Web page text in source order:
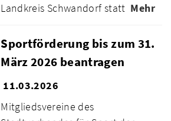
Landkreis Schwandorf statt Mehr
Sportförderung bis zum 31.
März 2026 beantragen
11.03.2026
Mitgliedsvereine des